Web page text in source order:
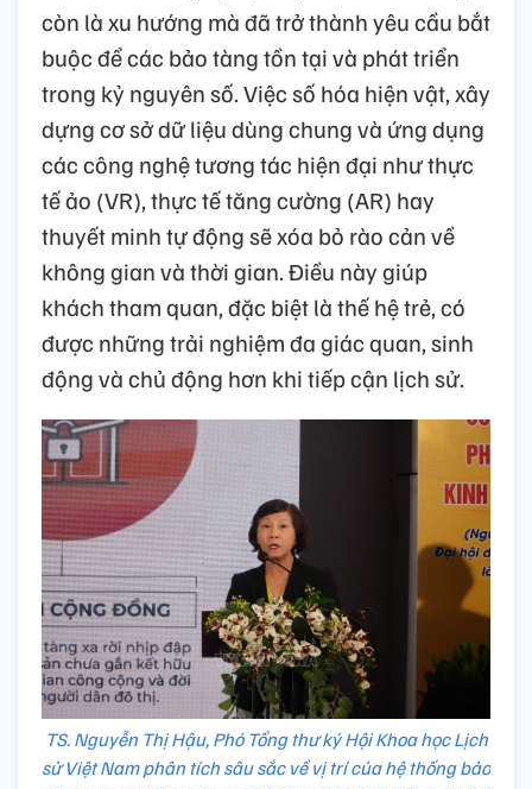
còn là xu hướng mà đã trở thành yêu cầu bắt
buộc để các bảo tàng tồn tại và phát triển
trong kỷ nguyên số. Việc số hóa hiện vật, xây
dựng cơ sở dữ liệu dùng chung và ứng dụng
các công nghệ tương tác hiện đại như thực
tế ảo (VR), thực tế tăng cường (AR) hay
thuyết minh tự động sẽ xóa bỏ rào cản về
không gian và thời gian. Điều này giúp
khách tham quan, đặc biệt là thế hệ trẻ, có
được những trải nghiệm đa giác quan, sinh
động và chủ động hơn khi tiếp cận lịch sử.
TS. Nguyễn Thị Hậu, Phó Tổng thư ký Hội Khoa học Lịch
sử Việt Nam phân tích sâu sắc về vị trí của hệ thống bảo